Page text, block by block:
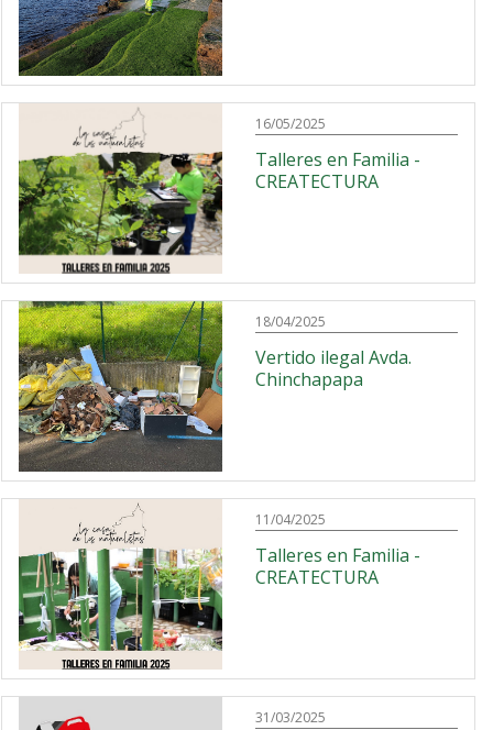
16/05/2025
Talleres en Familia -
CREATECTURA
18/04/2025
Vertido ilegal Avda.
Chinchapapa
11/04/2025
Talleres en Familia -
CREATECTURA
31/03/2025